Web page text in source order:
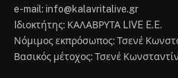
e-mail: info@kalavritalive.gr
Iδιοκτήτης: ΚΑΛΑΒΡΥΤΑ LIVE E.E.
Νόμιμος εκπρόσωπος: Τσενέ
Βασικός μέτοχος: Τσενέ